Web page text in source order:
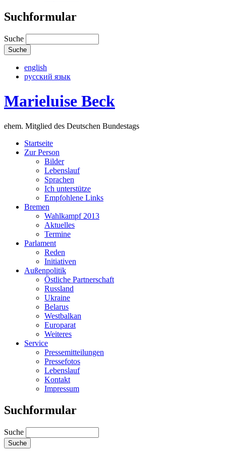
Suchformular
Suche
english
русский язык
Marieluise Beck
ehem. Mitglied des Deutschen Bundestags
Startseite
Zur Person
Bilder
Lebenslauf
Sprachen
Ich unterstütze
Empfohlene Links
Bremen
Wahlkampf 2013
Aktuelles
Termine
Parlament
Reden
Initiativen
Außenpolitik
Östliche Partnerschaft
Russland
Ukraine
Belarus
Westbalkan
Europarat
Weiteres
Service
Pressemitteilungen
Pressefotos
Lebenslauf
Kontakt
Impressum
Suchformular
Suche